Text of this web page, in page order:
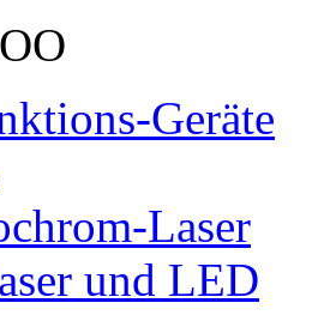
Geräte
Laser
und LED